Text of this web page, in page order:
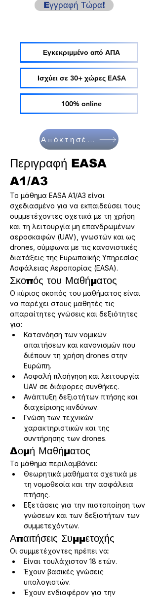
Eγγραφή Τώρα!
Εγκεκριμμένο από ΑΠΑ
Ισχύει σε 30+ χώρες EASA
100% online
Απόκτησέ το
Περιγραφή EASA
A1/A3
Το μάθημα EASA A1/A3 είναι
σχεδιασμένο για να εκπαιδεύσει τους
συμμετέχοντες σχετικά με τη χρήση
και τη λειτουργία μη επανδρωμένων
αεροσκαφών (UAV), γνωστών και ως
drones, σύμφωνα με τις κανονιστικές
διατάξεις της Ευρωπαϊκής Υπηρεσίας
Ασφάλειας Αεροπορίας (EASA).
Σκοπός του Μαθήματος
Ο κύριος σκοπός του μαθήματος είναι
να παρέχει στους μαθητές τις
απαραίτητες γνώσεις και δεξιότητες
για:
Κατανόηση των νομικών
απαιτήσεων και κανονισμών που
διέπουν τη χρήση drones στην
Ευρώπη.
Ασφαλή πλοήγηση και λειτουργία
UAV σε διάφορες συνθήκες.
Ανάπτυξη δεξιοτήτων πτήσης και
διαχείρισης κινδύνων.
Γνώση των τεχνικών
χαρακτηριστικών και της
συντήρησης των drones.
Δομή Μαθήματος
Το μάθημα περιλαμβάνει:
Θεωρητικά μαθήματα σχετικά με
τη νομοθεσία και την ασφάλεια
πτήσης.
Εξετάσεις για την πιστοποίηση των
γνώσεων και των δεξιοτήτων των
συμμετεχόντων.
Απαιτήσεις Συμμετοχής
Οι συμμετέχοντες πρέπει να:
Είναι τουλάχιστον 18 ετών.
Έχουν βασικές γνώσεις
υπολογιστών.
Έχουν ενδιαφέρον για την